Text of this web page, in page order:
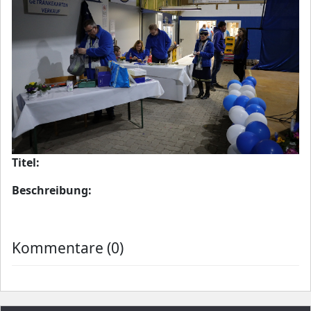
Titel:
Beschreibung:
Kommentare (0)